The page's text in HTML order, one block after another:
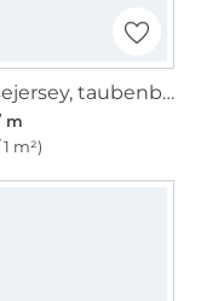
Viskosejersey, taubenblau
m
m²)